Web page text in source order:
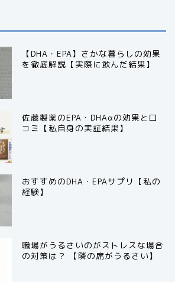
【DHA・EPA】さかな暮らしの効果
を徹底解説【実際に飲んだ結果】
佐藤製薬のEPA・DHAαの効果と口
コミ【私自身の実証結果】
おすすめのDHA・EPAサプリ【私の
経験】
職場がうるさいのがストレスな場合
の対策は？ 【隣の席がうるさい】